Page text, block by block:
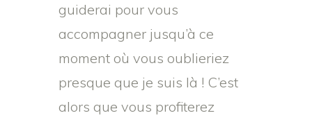
guiderai pour vous
accompagner jusqu’à ce
moment où vous oublieriez
presque que je suis là ! C’est
alors que vous profiterez